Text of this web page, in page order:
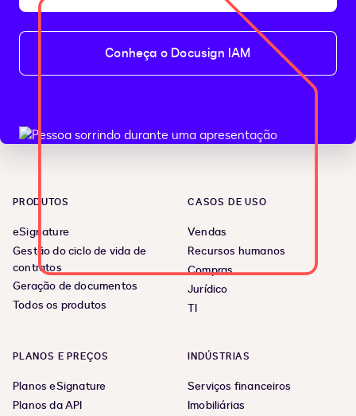
Conheça o Docusign IAM
PRODUTOS
eSignature
Gestão do ciclo de vida de
contratos
Geração de documentos
Todos os produtos
CASOS DE USO
Vendas
Recursos humanos
Compras
Jurídico
TI
PLANOS E PREÇOS
Planos eSignature
Planos da API
INDÚSTRIAS
Serviços financeiros
Imobiliárias